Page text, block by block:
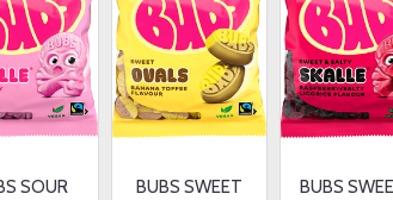
SOUR
BUBS SWEET
BUBS